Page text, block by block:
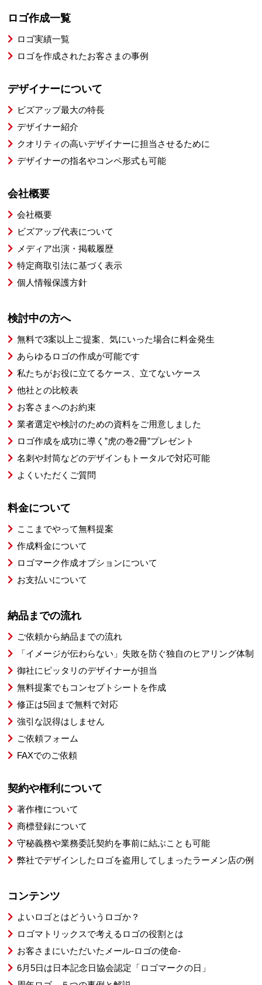
ロゴ作成一覧
ロゴ実績一覧
ロゴを作成されたお客さまの事例
デザイナーについて
ビズアップ最大の特長
デザイナー紹介
クオリティの高いデザイナーに担当させるために
デザイナーの指名やコンペ形式も可能
会社概要
会社概要
ビズアップ代表について
メディア出演・掲載履歴
特定商取引法に基づく表示
個人情報保護方針
検討中の方へ
無料で3案以上ご提案、気にいった場合に料金発生
あらゆるロゴの作成が可能です
私たちがお役に立てるケース、立てないケース
他社との比較表
お客さまへのお約束
業者選定や検討のための資料をご用意しました
ロゴ作成を成功に導く”虎の巻2冊”プレゼント
名刺や封筒などのデザインもトータルで対応可能
よくいただくご質問
料金について
ここまでやって無料提案
作成料金について
ロゴマーク作成オプションについて
お支払いについて
納品までの流れ
ご依頼から納品までの流れ
「イメージが伝わらない」失敗を防ぐ独自のヒアリング体制
御社にピッタリのデザイナーが担当
無料提案でもコンセプトシートを作成
修正は5回まで無料で対応
強引な説得はしません
ご依頼フォーム
FAXでのご依頼
契約や権利について
著作権について
商標登録について
守秘義務や業務委託契約を事前に結ぶことも可能
弊社でデザインしたロゴを盗用してしまったラーメン店の例
コンテンツ
よいロゴとはどういうロゴか？
ロゴマトリックスで考えるロゴの役割とは
お客さまにいただいたメール-ロゴの使命-
6月5日は日本記念日協会認定「ロゴマークの日」